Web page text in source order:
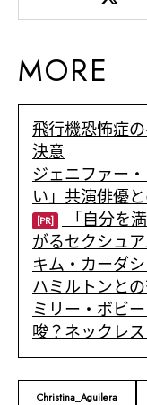
MORE
飛行機恐怖症
決意
ジェニファー
い」共演俳優
[PR]
「自分を
がるセクシュ
キム・カーダ
ハミルトンと
ミリー・ボビ
唆？ネックレ
Christina_Aguilera